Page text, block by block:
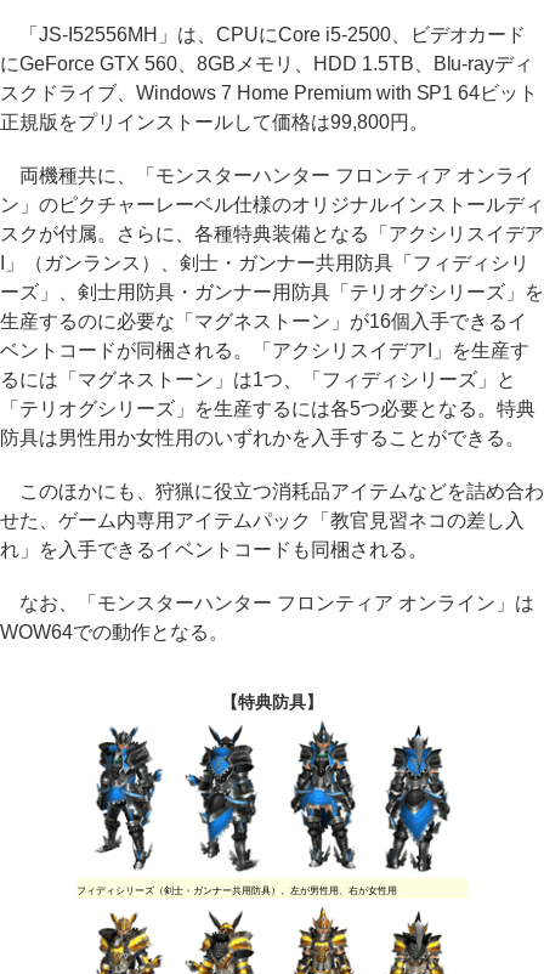
「JS-I52556MH」は、CPUにCore i5-2500、ビデオカード
にGeForce GTX 560、8GBメモリ、HDD 1.5TB、Blu-rayディ
スクドライブ、Windows 7 Home Premium with SP1 64ビット
正規版をプリインストールして価格は99,800円。
両機種共に、「モンスターハンター フロンティア オンライ
ン」のピクチャーレーベル仕様のオリジナルインストールディ
スクが付属。さらに、各種特典装備となる「アクシリスイデア
I」（ガンランス）、剣士・ガンナー共用防具「フィディシリ
ーズ」、剣士用防具・ガンナー用防具「テリオグシリーズ」を
生産するのに必要な「マグネストーン」が16個入手できるイ
ベントコードが同梱される。「アクシリスイデアI」を生産す
るには「マグネストーン」は1つ、「フィディシリーズ」と
「テリオグシリーズ」を生産するには各5つ必要となる。特典
防具は男性用か女性用のいずれかを入手することができる。
このほかにも、狩猟に役立つ消耗品アイテムなどを詰め合わ
せた、ゲーム内専用アイテムパック「教官見習ネコの差し入
れ」を入手できるイベントコードも同梱される。
なお、「モンスターハンター フロンティア オンライン」は
WOW64での動作となる。
【特典防具】
フィディシリーズ（剣士・ガンナー共用防具）。左が男性用、右が女性用